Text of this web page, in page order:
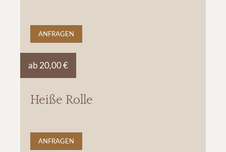
ANFRAGEN
Heiße Rolle
ab 20,00 €
ANFRAGEN